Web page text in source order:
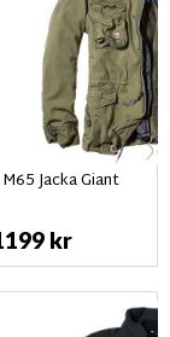
Jacka Giant
kr